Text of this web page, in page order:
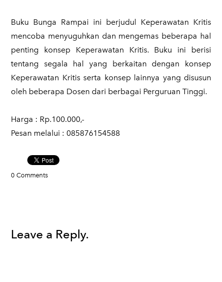
Buku Bunga Rampai ini berjudul Keperawatan Kritis
mencoba menyuguhkan dan mengemas beberapa hal
penting konsep Keperawatan Kritis. Buku ini berisi
tentang segala hal yang berkaitan dengan konsep
Keperawatan Kritis serta konsep lainnya yang disusun
oleh beberapa Dosen dari berbagai Perguruan Tinggi.
​Harga : Rp.100.000,-
Pesan melalui : 085876154588
0 Comments
Leave a Reply.